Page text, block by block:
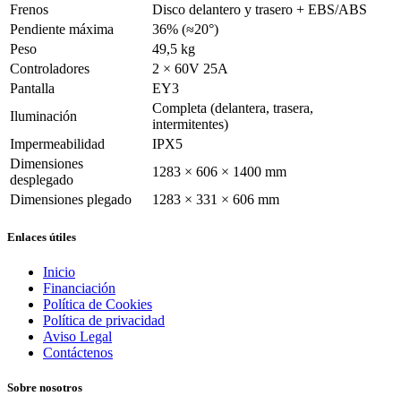
Frenos
Disco delantero y trasero + EBS/ABS
Pendiente máxima
36% (≈20°)
Peso
49,5 kg
Controladores
2 × 60V 25A
Pantalla
EY3
Iluminación
Completa (delantera, trasera,
intermitentes)
Impermeabilidad
IPX5
Dimensiones
desplegado
1283 × 606 × 1400 mm
Dimensiones plegado
1283 × 331 × 606 mm
Enlaces útiles
Inicio
Financiación
Política de Cookies
Política de privacidad
Aviso Legal
Contáctenos
Sobre nosotros